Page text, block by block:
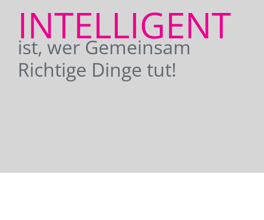
INTELLIGENT
ist, wer Gemeinsam
Richtige Dinge tut!